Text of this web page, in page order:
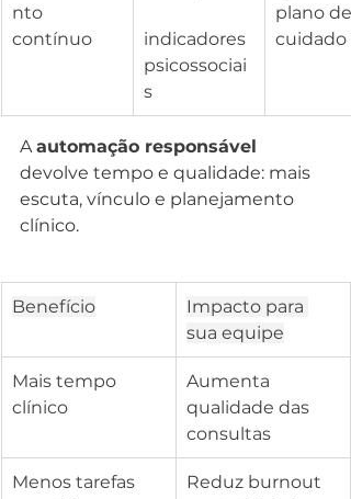
nto
contínuo
indicadores
psicossociai
s
plano de
cuidado
A automação responsável
devolve tempo e qualidade: mais
escuta, vínculo e planejamento
clínico.
Benefício
Impacto para
sua equipe
Mais tempo
clínico
Aumenta
qualidade das
consultas
Menos tarefas
Reduz burnout